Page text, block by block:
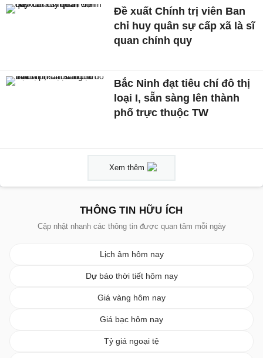
Đề xuất Chính trị viên Ban
chỉ huy quân sự cấp xã là sĩ
quan chính quy
Bắc Ninh đạt tiêu chí đô thị
loại I, sẵn sàng lên thành
phố trực thuộc TW
Xem thêm
THÔNG TIN HỮU ÍCH
Cập nhật nhanh các thông tin được quan tâm mỗi ngày
Lịch âm hôm nay
Dự báo thời tiết hôm nay
Giá vàng hôm nay
Giá bạc hôm nay
Tỷ giá ngoại tệ